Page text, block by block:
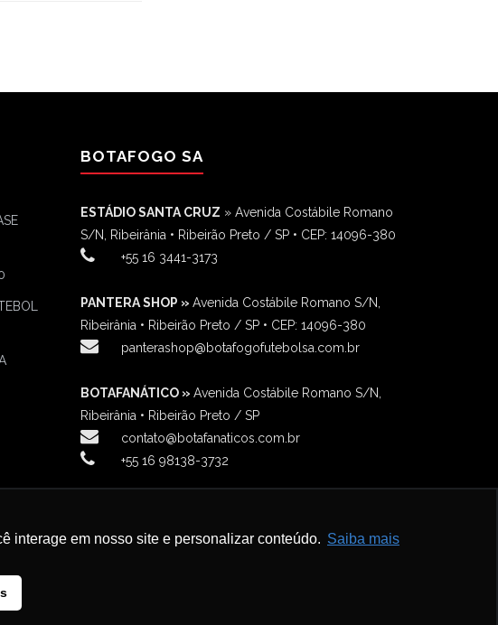
interage em nosso site e personalizar conteúdo. Saiba mais
BOTAFOGO SA
ESTÁDIO SANTA CRUZ » Avenida Costábile Romano
S/N, Ribeirânia • Ribeirão Preto / SP • CEP: 14096-380
‎+55 16 3441-3173
PANTERA SHOP » Avenida Costábile Romano S/N,
Ribeirânia • Ribeirão Preto / SP • CEP: 14096-380
panterashop@botafogofutebolsa.com.br
BOTAFANÁTICO » Avenida Costábile Romano S/N,
Ribeirânia • Ribeirão Preto / SP
contato@botafanaticos.com.br
+55 16 98138-3732